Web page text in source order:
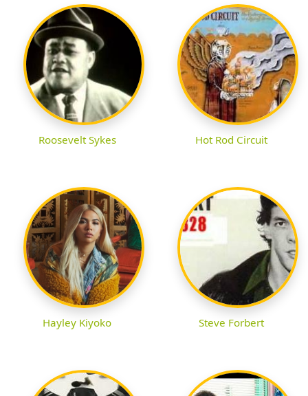
Roosevelt Sykes Hot Rod Circuit
Hayley Kiyoko Steve Forbert